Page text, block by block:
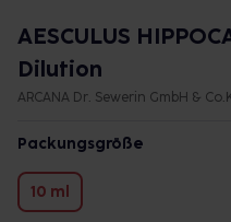
AESCULUS
Dilution
ARCANA Dr. Sewerin GmbH &
Packungsgröße
10 ml